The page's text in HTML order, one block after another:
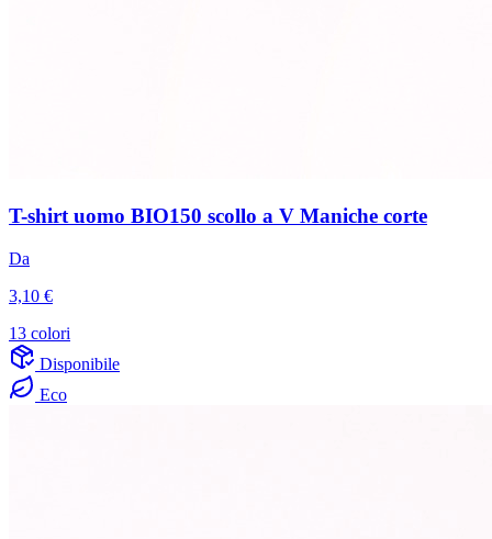
T-shirt uomo BIO150 scollo a V Maniche corte
Da
3,10 €
13 colori
Disponibile
Eco